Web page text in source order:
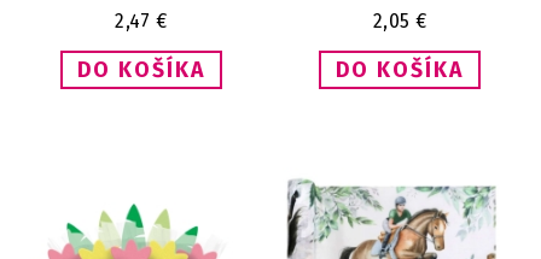
2,47 € 2,05 €